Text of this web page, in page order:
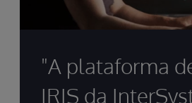
"A plataforma
IRIS da